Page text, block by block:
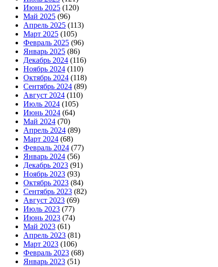
Июнь 2025 (120)
Май 2025 (96)
Апрель 2025 (113)
Март 2025 (105)
Февраль 2025 (96)
Январь 2025 (86)
Декабрь 2024 (116)
Ноябрь 2024 (110)
Октябрь 2024 (118)
Сентябрь 2024 (89)
Август 2024 (110)
Июль 2024 (105)
Июнь 2024 (64)
Май 2024 (70)
Апрель 2024 (89)
Март 2024 (68)
Февраль 2024 (77)
Январь 2024 (56)
Декабрь 2023 (91)
Ноябрь 2023 (93)
Октябрь 2023 (84)
Сентябрь 2023 (82)
Август 2023 (69)
Июль 2023 (77)
Июнь 2023 (74)
Май 2023 (61)
Апрель 2023 (81)
Март 2023 (106)
Февраль 2023 (68)
Январь 2023 (51)